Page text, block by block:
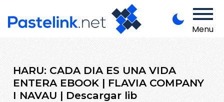
Menu
HARU: CADA DIA ES UNA VIDA
ENTERA EBOOK | FLAVIA COMPANY
I NAVAU | Descargar lib